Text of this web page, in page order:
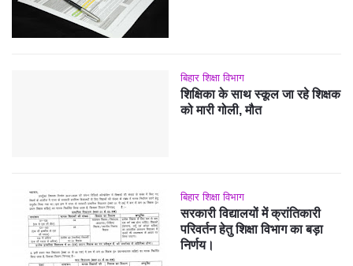
बिहार शिक्षा विभाग
शिक्षिका के साथ स्कूल जा रहे शिक्षक
को मारी गोली, मौत
बिहार शिक्षा विभाग
सरकारी विद्यालयों में क्रांतिकारी
परिवर्तन हेतु शिक्षा विभाग का बड़ा
निर्णय।